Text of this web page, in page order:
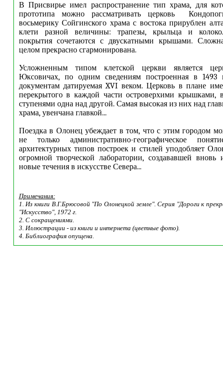
В Присвирье имел распространение тип храма, для
прототипа можно рассматривать церковь
восьмерику Сойгинского храма с востока прирублен
клети разной величины: трапезы, крыльца и
покрытия сочетаются с двускатными крышами.
целом прекрасно сгармонирована.
Усложненным типом клетской церкви является
Юксовичах, по одним сведениям построенная в 1493
документам датируемая XVI веком. Церковь в плане
перекрытого в каждой части островерхими крышками,
ступенями одна над другой. Самая высокая из них над
храма, увенчана главкой...
Поездка в Олонец убеждает в том, что с этим городом
не только административно-географическое
архитектурных типов построек и стилей уподобляет
огромной творческой лаборатории, создававшей вновь
новые течения в искусстве Севера...
Примечания:
1. Из книги В.Г.Брюсовой "По Олонецкой земле". Серия "Дороги к
"Искусство", 1972 г.
2. С сокращениями.
3. Иллюстрации - из книги и интернета (цветные фото).
4. Библиография опущена.